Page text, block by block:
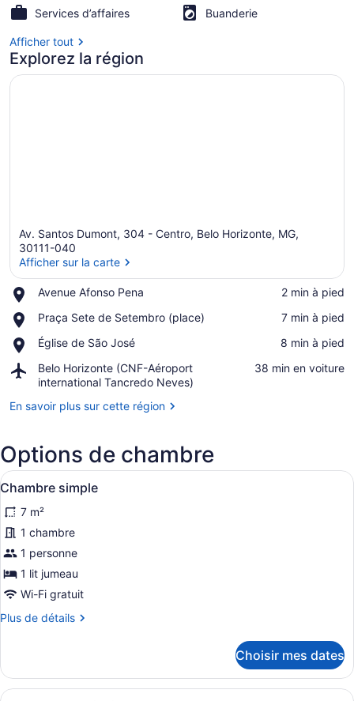
Services d’affaires
Buanderie
Afficher tout
Explorez la région
Av. Santos Dumont, 304 - Centro, Belo Horizonte, MG,
30111-040
Afficher sur la carte
Avenue Afonso Pena
Place,
Afonso
Pena
‪2 min à pied‬
Praça Sete de Setembro (place)
Place,
Sete
Setembro
(place)
‪7 min à pied‬
Église de São José
Place,
de
São
José
‪8 min à pied‬
Belo Horizonte (CNF-Aéroport
international Tancredo Neves)
Airport,
Belo
(CNF-
Tancredo
Neves)
‪38 min en voiture‬
En savoir plus sur cette région
Options de chambre
Afficher
toutes
les
photos
pour
ce
type
chambre :
Une chambre d’hôtel avec un lit
14
Chambre simple
7 m²
1 chambre
1 personne
1 lit jumeau
Wi-Fi gratuit
Plus de détails
Plus
Chambre
simple
Choisir mes dates
Afficher
Une chambre avec deux lits en